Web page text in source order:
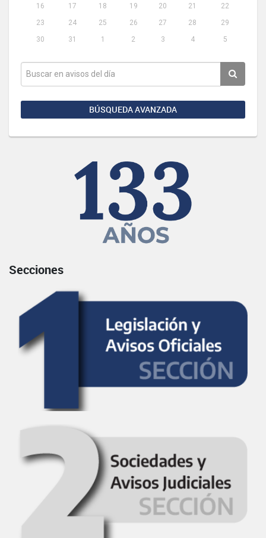
16
17 18 19 20 21
22
23
24 25 26 27 28
29
30
31 1 2 3 4 5
BÚSQUEDA AVANZADA
Secciones